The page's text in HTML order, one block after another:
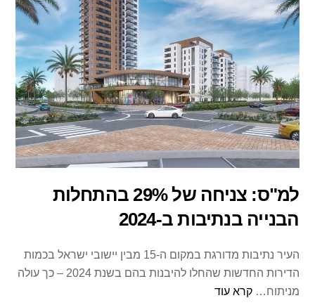
למ"ס: צניחה של 29% בהתחלות
הבנייה בנתיבות ב-2024
העיר נתיבות מדורגת במקום ה-15 מבין יישובי ישראל בכמות
הדירות החדשות שהחלו להיבנות בהם בשנת 2024 – כך עולה
מניתוח…קרא עוד